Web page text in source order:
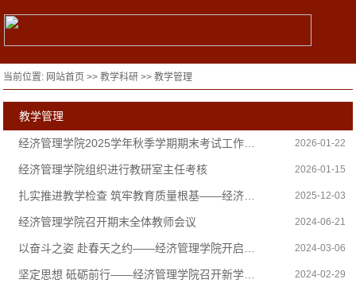
当前位置: 网站首页 >>教学科研 >>教学管理
教学管理
2026-01-22
经济管理学院组织进行教研室主任考核 2026-01-15
2025-12-03
经济管理学院召开期末全体教师会议 2024-06-21
2024-03-06
2024-02-29